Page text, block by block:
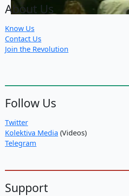
About Us
Know Us
Contact Us
Join the Revolution
Follow Us
Twitter
Kolektiva Media (Videos)
Telegram
Support